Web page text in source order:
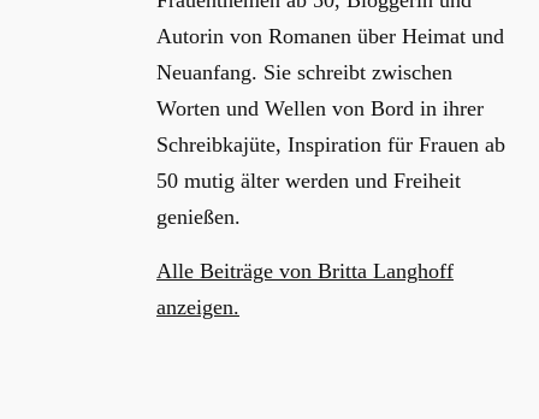
Autorin von Romanen über Heimat und
Neuanfang. Sie schreibt zwischen
Worten und Wellen von Bord in ihrer
Schreibkajüte, Inspiration für Frauen ab
50 mutig älter werden und Freiheit
genießen.
Alle Beiträge von Britta Langhoff
anzeigen.